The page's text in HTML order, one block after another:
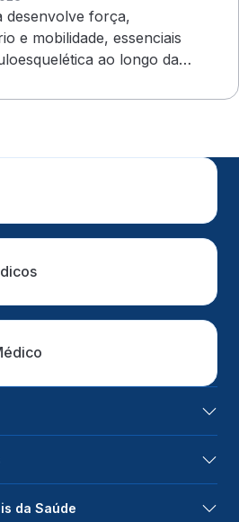
desenvolve força,
e mobilidade, essenciais
ao longo da
da Saúde